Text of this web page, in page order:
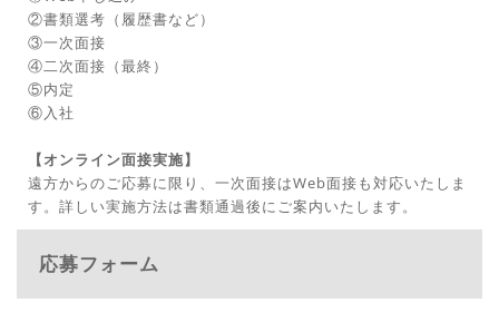
②書類選考（履歴書など）
③一次面接
④二次面接（最終）
⑤内定
⑥入社
【オンライン面接実施】
遠方からのご応募に限り、一次面接はWeb面接も対応いたしま
す。詳しい実施方法は書類通過後にご案内いたします。
応募フォーム